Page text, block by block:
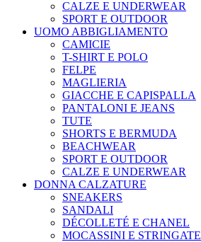
CALZE E UNDERWEAR
SPORT E OUTDOOR
UOMO ABBIGLIAMENTO
CAMICIE
T-SHIRT E POLO
FELPE
MAGLIERIA
GIACCHE E CAPISPALLA
PANTALONI E JEANS
TUTE
SHORTS E BERMUDA
BEACHWEAR
SPORT E OUTDOOR
CALZE E UNDERWEAR
DONNA CALZATURE
SNEAKERS
SANDALI
DÉCOLLETÉ E CHANEL
MOCASSINI E STRINGATE